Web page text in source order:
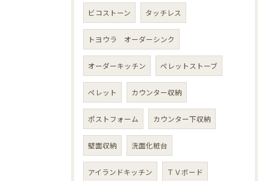
ビコストーン タッチレス
トヨウラ オーダーシンク
オーダーキッチン ペレットストーブ
ペレット カウンター収納
ポストフォーム カウンター下収納
壁面収納 洗面化粧台
アイランドキッチン ＴＶボード